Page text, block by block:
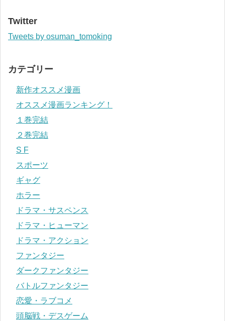
Twitter
Tweets by osuman_tomoking
カテゴリー
新作オススメ漫画
オススメ漫画ランキング！
１巻完結
２巻完結
S F
スポーツ
ギャグ
ホラー
ドラマ・サスペンス
ドラマ・ヒューマン
ドラマ・アクション
ファンタジー
ダークファンタジー
バトルファンタジー
恋愛・ラブコメ
頭脳戦・デスゲーム